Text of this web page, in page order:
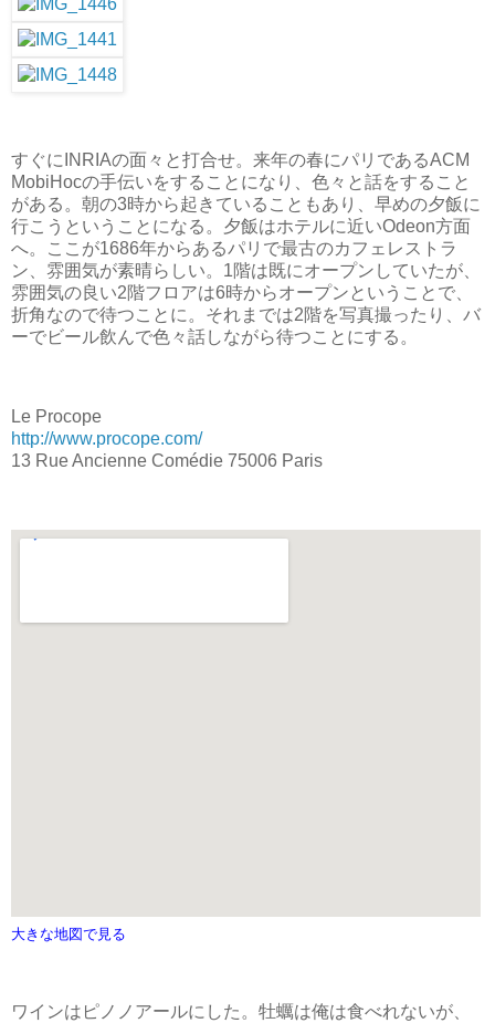
すぐにINRIAの面々と打合せ。来年の春にパリであるACM
MobiHocの手伝いをすることになり、色々と話をすること
がある。朝の3時から起きていることもあり、早めの夕飯に
行こうということになる。夕飯はホテルに近いOdeon方面
へ。ここが1686年からあるパリで最古のカフェレストラ
ン、雰囲気が素晴らしい。1階は既にオープンしていたが、
雰囲気の良い2階フロアは6時からオープンということで、
折角なので待つことに。それまでは2階を写真撮ったり、バ
ーでビール飲んで色々話しながら待つことにする。
Le Procope
http://www.procope.com/
13 Rue Ancienne Comédie 75006 Paris
大きな地図で見る
ワインはピノノアールにした。牡蠣は俺は食べれないが、